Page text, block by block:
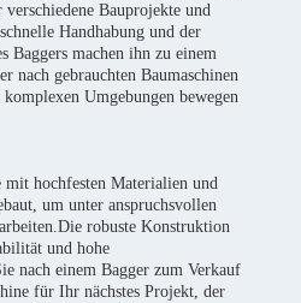
Bauprojekte und
Handhabung und der
Baggers machen ihn zu einem
nach gebrauchten Baumaschinen
Umgebungen bewegen
hochfesten Materialien und
um unter anspruchsvollen
robuste Konstruktion
und hohe
nach einem Bagger zum Verkauf
für Ihr nächstes Projekt, der